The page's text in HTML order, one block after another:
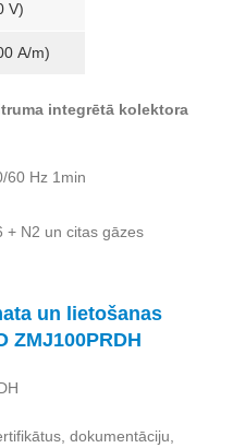
V)
A/m)
integrētā kolektora
60 Hz 1min
+ N2 un citas gāzes
un lietošanas
ZMJ100PRDH
dokumentāciju,